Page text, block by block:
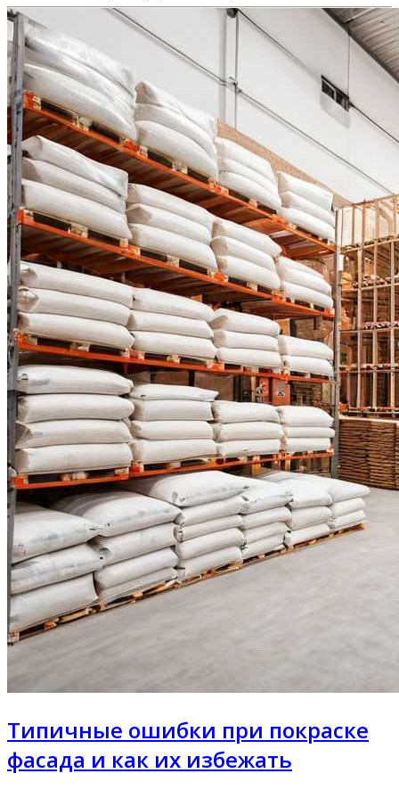
Типичные ошибки при покраске
фасада и как их избежать